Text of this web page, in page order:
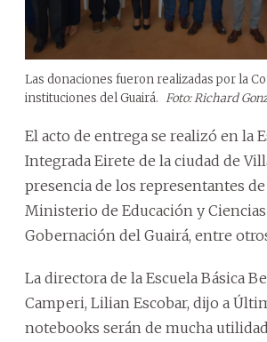
Las donaciones fueron realizadas por la
instituciones del Guairá. Foto: Richard
El acto de entrega se realizó en la
Integrada Eirete de la ciudad de
presencia de los representantes
Ministerio de Educación y
Gobernación del Guairá, entre
La directora de la Escuela Básica
Camperi, Lilian Escobar, dijo a
notebooks serán de mucha